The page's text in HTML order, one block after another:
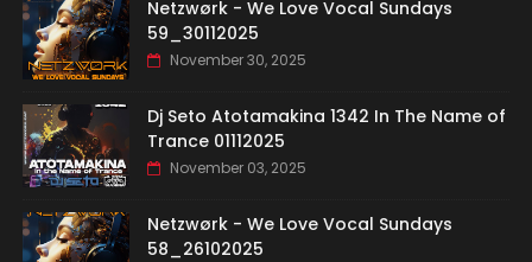
Netzwørk - We Love Vocal Sundays
59_30112025
November 30, 2025
Dj Seto Atotamakina 1342 In The Name of
Trance 01112025
November 03, 2025
Netzwørk - We Love Vocal Sundays
58_26102025